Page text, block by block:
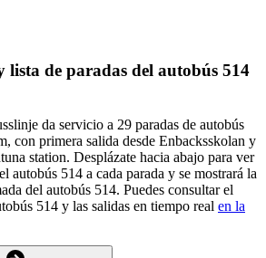
lista de paradas del autobús 514
da servicio a 29 paradas de autobús
con primera salida desde Enbacksskolan y
station. Desplázate hacia abajo para ver
autobús 514 a cada parada y se mostrará la
del autobús 514. Puedes consultar el
514 y las salidas en tiempo real en la